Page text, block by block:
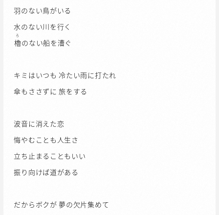
羽のない鳥がいる
水のない川を行く
櫓
ろ
のない船を漕ぐ
キミはいつも 冷たい雨に打たれ
傘もささずに 旅をする
波音に消えた恋
悔やむことも人生さ
立ち止まることもいい
振り向けば道がある
だからボクが 夢の欠片集めて